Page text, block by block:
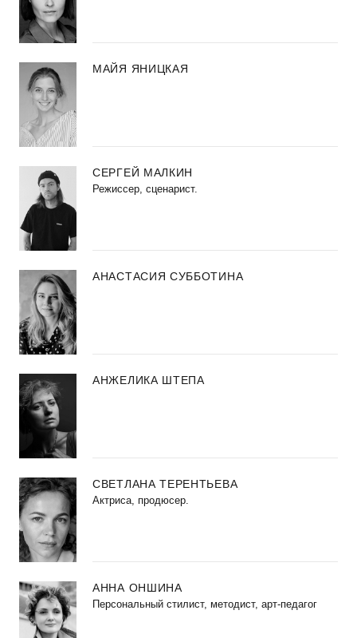
МАЙЯ ЯНИЦКАЯ
СЕРГЕЙ МАЛКИН
Режиссер, сценарист.
АНАСТАСИЯ СУББОТИНА
АНЖЕЛИКА ШТЕПА
СВЕТЛАНА ТЕРЕНТЬЕВА
Актриса, продюсер.
АННА ОНШИНА
Персональный стилист, методист, арт-педагог